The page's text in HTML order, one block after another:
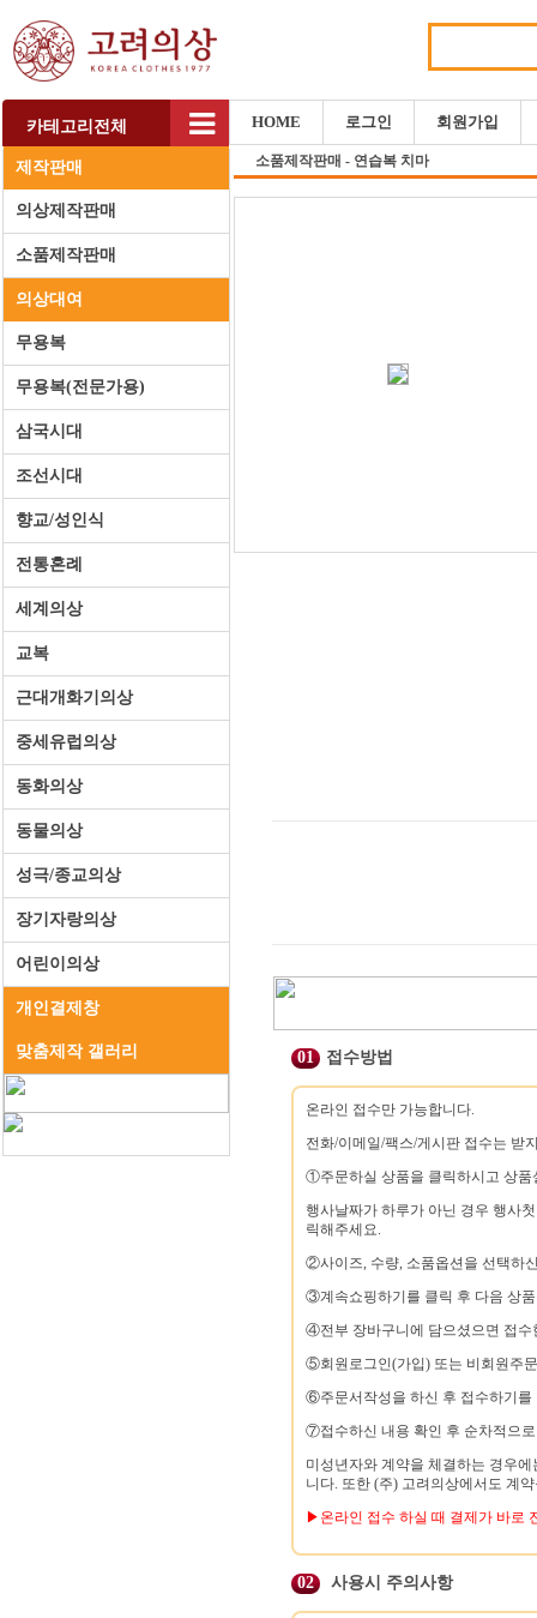
카테고리전체 HOME 로그인 회원가입
제작판매
의상제작판매
소품제작판매
의상대여
무용복
무용복(전문가용)
삼국시대
조선시대
향교/성인식
전통혼례
세계의상
교복
근대개화기의상
중세유럽의상
동화의상
동물의상
성극/종교의상
장기자랑의상
어린이의상
개인결제창
맞춤제작 갤러리
소품제작판매 - 연습복 치마
01 접수방법
온라인 접수만 가능합니다.
전화/이메일/팩스/게시판 접수는 받
①주문하실 상품을 클릭하시고 상품
행사날짜가 하루가 아닌 경우 행사
릭해주세요.
②사이즈, 수량, 소품옵션을 선택하
③계속쇼핑하기를 클릭 후 다음 상
④전부 장바구니에 담으셨으면 접수
⑤회원로그인(가입) 또는 비회원주
⑥주문서작성을 하신 후 접수하기를
⑦접수하신 내용 확인 후 순차적으
미성년자와 계약을 체결하는 경우
니다. 또한 (주) 고려의상에서도 계
▶온라인 접수 하실 때 결제가 바로
02 사용시 주의사항